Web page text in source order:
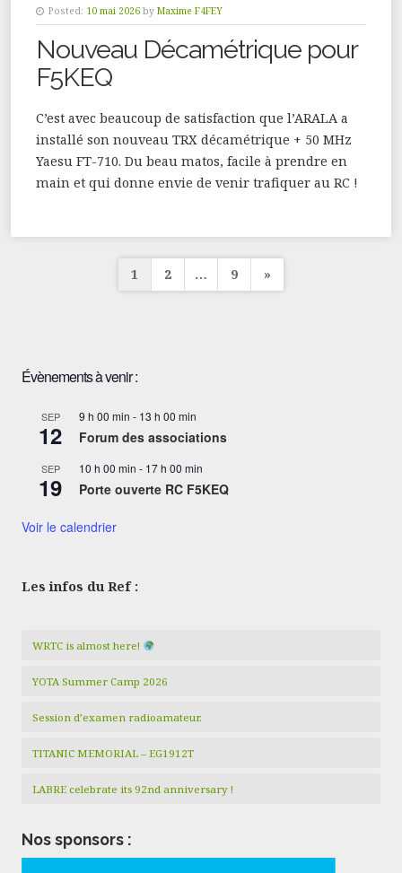
Posted: 10 mai 2026 by Maxime F4FEY
Nouveau Décamétrique pour
F5KEQ
C’est avec beaucoup de satisfaction que l’ARALA a
installé son nouveau TRX décamétrique + 50 MHz
Yaesu FT-710. Du beau matos, facile à prendre en
main et qui donne envie de venir trafiquer au RC !
Pagination
1 2 … 9 »
Évènements à venir :
SEP
12
9 h 00 min - 13 h 00 min
Forum des associations
SEP
19
10 h 00 min - 17 h 00 min
Porte ouverte RC F5KEQ
Voir le calendrier
Les infos du Ref :
WRTC is almost here!
YOTA Summer Camp 2026
Session d’examen radioamateur.
TITANIC MEMORIAL – EG1912T
LABRE celebrate its 92nd anniversary !
Nos sponsors :